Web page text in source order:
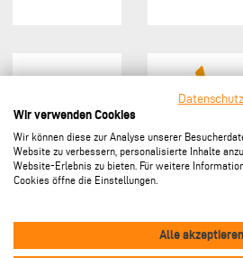
Wir verwenden Cookies
Wir können diese zur Analyse unserer
Website zu verbessern, personalisierte Inhalte
Website-Erlebnis zu bieten. Für weitere
Cookies öffne die Einstellungen.
Alle akzeptieren